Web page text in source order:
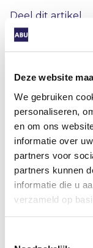
Deze website
We gebruiken
personaliseren,
en om ons
informatie over
partners voor
partners kunnen
informatie die u
verzameld op
Deel dit artikel
Nieuws